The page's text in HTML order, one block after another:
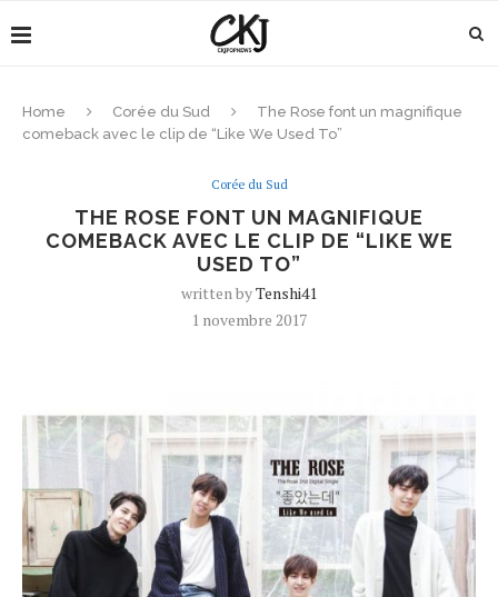
Home Corée du Sud
The Rose font un magnifique
comeback avec le clip de “Like We Used To”
Corée du Sud
THE ROSE FONT UN MAGNIFIQUE
COMEBACK AVEC LE CLIP DE “LIKE WE
USED TO”
written byTenshi41
1 novembre 2017